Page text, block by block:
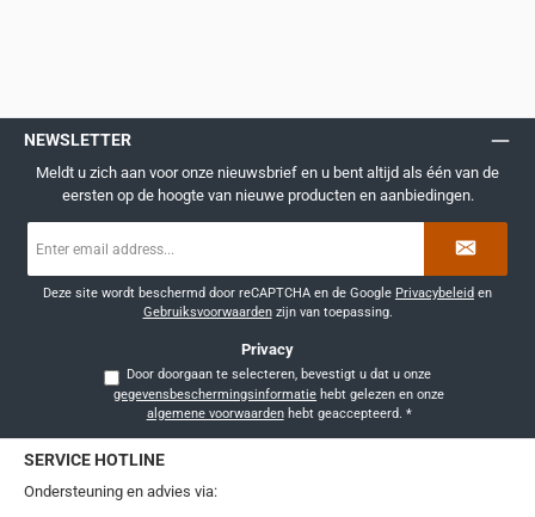
NEWSLETTER
Meldt u zich aan voor onze nieuwsbrief en u bent altijd als één van de
eersten op de hoogte van nieuwe producten en aanbiedingen.
mailadres
Deze site wordt beschermd door reCAPTCHA en de Google Privacybeleid en
Gebruiksvoorwaardenzijn van toepassing.
Privacy
Door doorgaan te selecteren, bevestigt u dat u onze
gegevensbeschermingsinformatie
algemene voorwaardenhebt geaccepteerd. *
SERVICE HOTLINE
Ondersteuning en advies via: